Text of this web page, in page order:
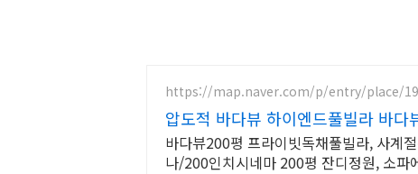
https://map.naver.com/p/entry/place/
압도적 바다뷰 하이엔드풀빌라 바다
바다뷰200평 프라이빗독채풀빌라, 사계
나/200인치시네마 200평 잔디정원, 소파